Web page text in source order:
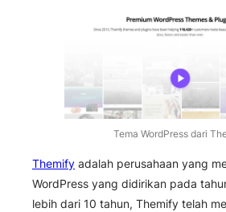
Tema WordPress dari
Themify adalah perusahaan yang
WordPress yang didirikan pada
lebih dari 10 tahun, Themify telah